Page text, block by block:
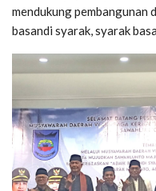
mendukung pembangunan
basandi syarak, syarak